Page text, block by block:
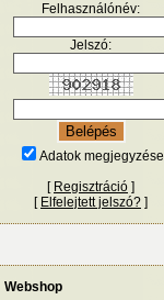
Felhasználónév:
Jelszó:
Adatok megjegyzése
[ Regisztráció ]
[ Elfelejtett jelszó? ]
Webshop